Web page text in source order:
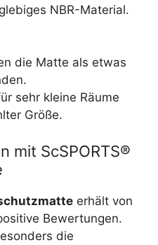
NBR-Material.
die Matte als etwas
sehr kleine Räume
Größe.
mit ScSPORTS®
erhält von
Bewertungen.
die